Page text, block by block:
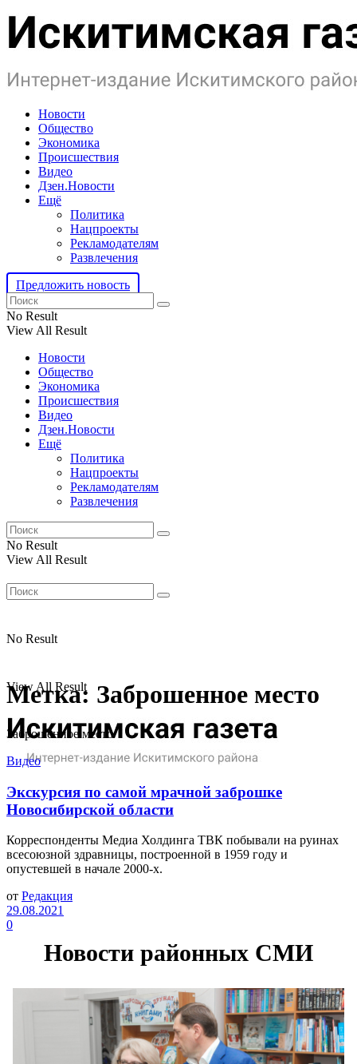
Новости
Общество
Экономика
Происшествия
Видео
Дзен.Новости
Ещё
Политика
Нацпроекты
Рекламодателям
Развлечения
Предложить новость
No Result
View All Result
Новости
Общество
Экономика
Происшествия
Видео
Дзен.Новости
Ещё
Политика
Нацпроекты
Рекламодателям
Развлечения
No Result
View All Result
No Result
View All Result
Метка: Заброшенное место
Заброшенное место
Видео
Экскурсия по самой мрачной заброшке
Новосибирской области
Корреспонденты Медиа Холдинга ТВК побывали на руинах
всесоюзной здравницы, построенной в 1959 году и
опустевшей в начале 2000-х.
от Редакция
29.08.2021
0